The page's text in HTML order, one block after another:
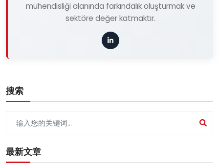
mühendisliği alanında farkındalık oluşturmak ve
sektöre değer katmaktır.
搜索
最新文章